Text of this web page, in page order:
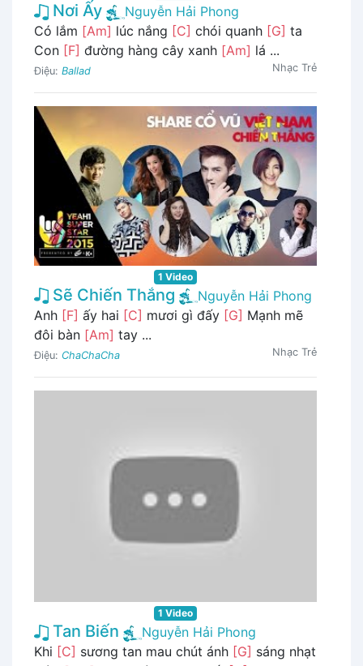
Nơi Ấy
Nguyễn Hải Phong
Có lắm [Am] lúc nắng [C] chói quanh [G] ta
Con [F] đường hàng cây xanh [Am] lá ...
Điệu: Ballad Nhạc Trẻ
1 Video
Sẽ Chiến Thắng
Nguyễn Hải Phong
Anh [F] ấy hai [C] mươi gì đấy [G] Mạnh mẽ
đôi bàn [Am] tay ...
Điệu: ChaChaCha Nhạc Trẻ
1 Video
Tan Biến
Nguyễn Hải Phong
Khi [C] sương tan mau chút ánh [G] sáng nhạt